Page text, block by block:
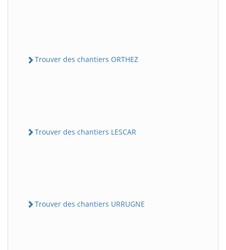
Trouver des chantiers ORTHEZ
Trouver des chantiers LESCAR
Trouver des chantiers URRUGNE